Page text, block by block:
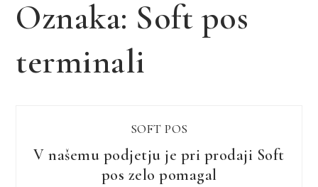
Oznaka: Soft pos
terminali
SOFT POS
V našemu podjetju je pri prodaji Soft
pos zelo pomagal